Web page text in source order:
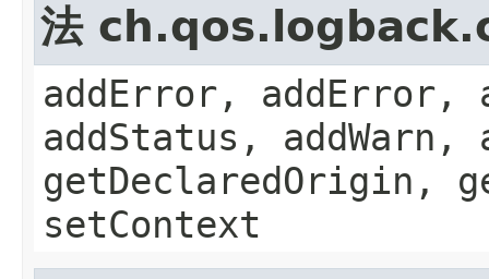
法
addError, addError,
addStatus, addWarn,
getDeclaredOrigin,
setContext